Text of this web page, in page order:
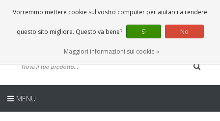
0 Articoli
IT
MENU
Vorremmo mettere cookie sul vostro computer per aiutarci a rendere
questo sito migliore. Questo va bene? Sì No
Maggiori informazioni sui cookie »